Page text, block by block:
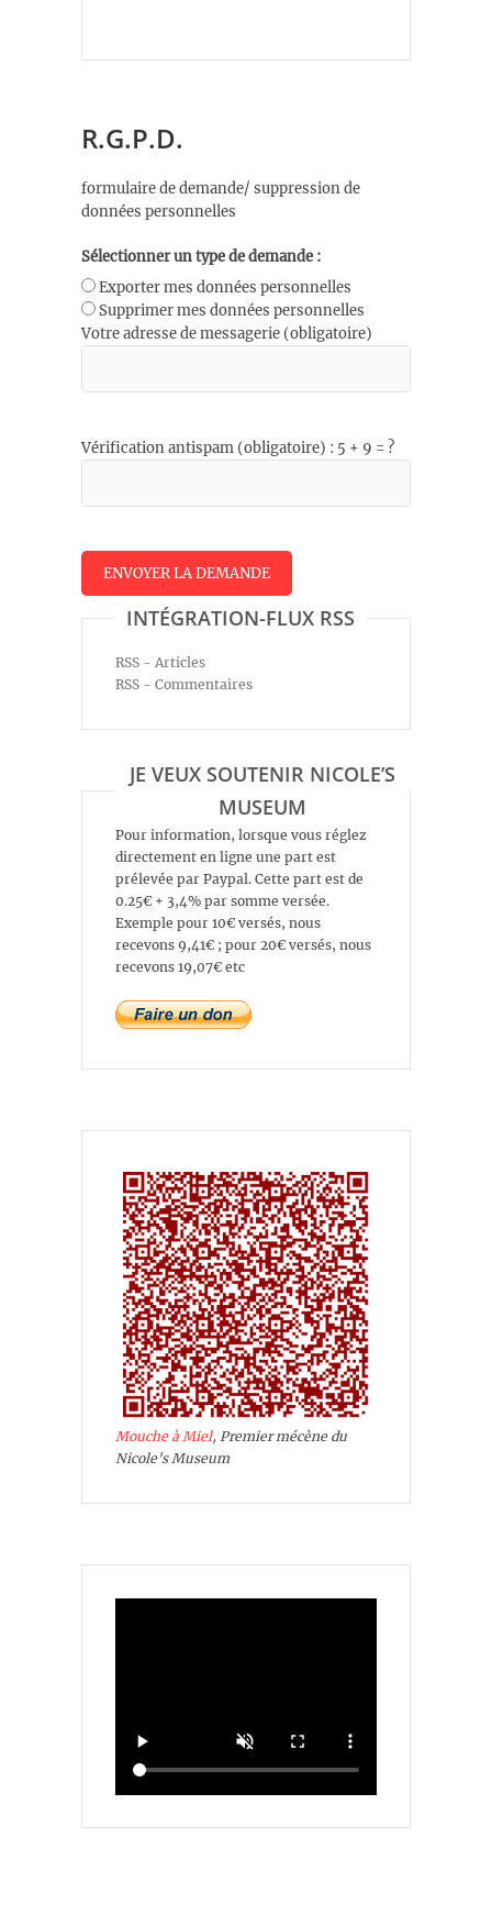
R.G.P.D.
formulaire de demande/ suppression de
données personnelles
Sélectionner un type de demande :
Exporter mes données personnelles
Supprimer mes données personnelles
Votre adresse de messagerie (obligatoire)
Vérification antispam (obligatoire) : 5 + 9 = ?
INTÉGRATION-FLUX RSS
RSS - Articles
RSS - Commentaires
JE VEUX SOUTENIR NICOLE’S
MUSEUM
Pour information, lorsque vous réglez
directement en ligne une part est
prélevée par Paypal. Cette part est de
0.25€ + 3,4% par somme versée.
Exemple pour 10€ versés, nous
recevons 9,41€ ; pour 20€ versés, nous
recevons 19,07€ etc
Mouche à Miel, Premier mécène du
Nicole's Museum